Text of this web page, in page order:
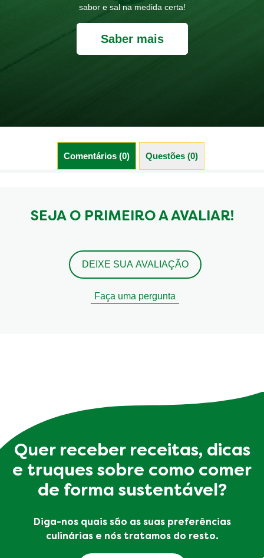
sabor e sal na medida certa!
Saber mais
Comentários (0) Questões (0)
SEJA O PRIMEIRO A AVALIAR!
DEIXE SUA AVALIAÇÃO
Faça uma pergunta
Quer receber receitas, dicas
e truques sobre como comer
de forma sustentável?
Diga-nos quais são as suas preferências
culinárias e nós tratamos do resto.